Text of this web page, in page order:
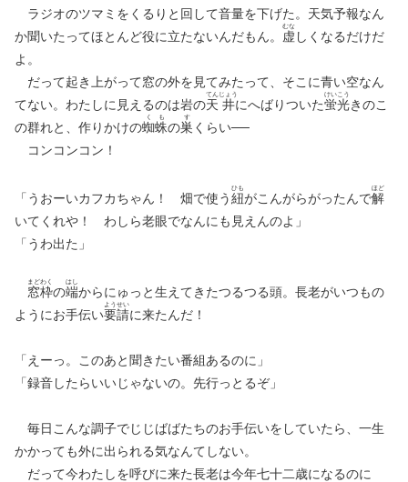
ラジオのツマミをくるりと回して音量を下げた。天気予報なん
か聞いたってほとんど役に立たないんだもん。
虚
むな
しくなるだけだ
よ。
だって起き上がって窓の外を見てみたって、そこに青い空なん
てない。わたしに見えるのは岩の天
てん
井
じょう
にへばりついた蛍
けい
光
こう
きのこ
の群れと、作りかけの蜘
く
蛛
も
の巣
す
くらい──
コンコンコン！
「うおーいカフカちゃん！ 畑で使う紐
ひも
がこんがらがったんで解
ほど
いてくれや！ わしら老眼でなんにも見えんのよ」
「うわ出た」
窓
まど
枠
わく
の端
はし
からにゅっと生えてきたつるつる頭。長老がいつもの
ようにお手伝い要
よう
請
せい
に来たんだ！
「えーっ。このあと聞きたい番組あるのに」
「録音したらいいじゃないの。先行っとるぞ」
毎日こんな調子でじじばばたちのお手伝いをしていたら、一生
かかっても外に出られる気なんてしない。
だって今わたしを呼びに来た長老は今年七十二歳になるのに